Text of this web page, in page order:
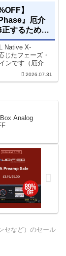
】
』厄介
するための
Native X-
じたフェーズ・
ンです（厄介な
めの直感的なツ
2026.07.31
Analog
セなど）のセール